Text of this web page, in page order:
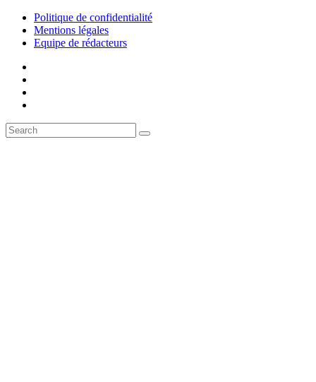
Politique de confidentialité
Mentions légales
Equipe de rédacteurs